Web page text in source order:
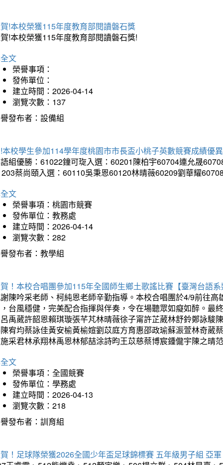
!本校榮獲115年度教育部閱讀磐石獎
!本校榮獲115年度教育部閱讀磐石獎!
文
榮譽事項：
發佈單位：
建立時間：2026-04-14
瀏覽次數：137
發布者：設備組
本校學生參加114學年度桃園市市長盃小桃子英數競賽成績優
組優勝：61022鐘可琁入選：60201陳柏宇60704連允晟
蔡尚頤入選：60110吳秉恩60120林晴薇60209劉華耀
文
榮譽事項：桃園市競賽
發佈單位：教務處
建立時間：2026-04-14
瀏覽次數：282
發布者：教學組
！本校合唱團參加115年全國師生鄉土歌謠比賽【臺灣台語
陳吟采老師、柯純恩老師辛勤指導。本校合唱團於4/9前往
台風穩健，完美配合指揮與伴奏，令在場聽眾如癡如醉。最
禹葳許韶恩賴琪璇張芊芃林晴薇徐子甯許芷葳林舒鈴鄭詠駿
宥均蔡詠佳黃安榆黃榆媗劉苡庭方育惠邵政瑜蘇浱萱林奇葳
采君林承翔林禹恩林郁喆涂詩昀王苡慈蔡博宸鍾儱宇陳之晴
文
榮譽事項：全國競賽
發佈單位：學務處
建立時間：2026-04-13
瀏覽次數：218
發布者：訓育組
！足球隊榮獲2026全國少年盃足球錦標賽 五年級男子組 亞軍